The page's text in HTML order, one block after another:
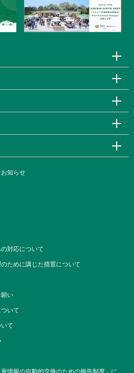
知らせ
対応について
ために講じた措置について
い
いて
て
座情報の自動的交換のための報告制度」に